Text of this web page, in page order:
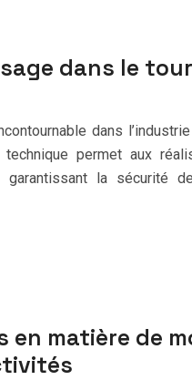
dans le
dans
permet aux
la sécurité
matière de